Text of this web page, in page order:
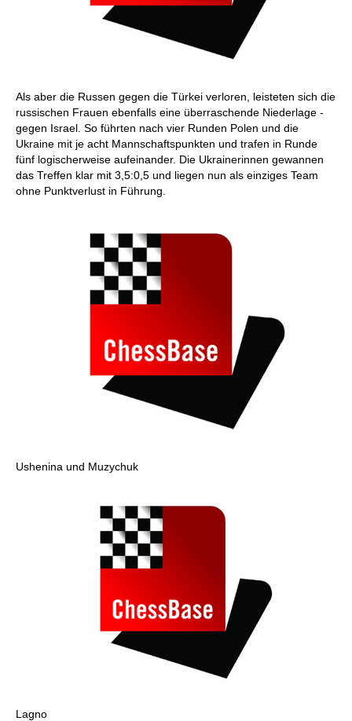
Als aber die Russen gegen die Türkei verloren, leisteten sich die
russischen Frauen ebenfalls eine überraschende Niederlage -
gegen Israel. So führten nach vier Runden Polen und die
Ukraine mit je acht Mannschaftspunkten und trafen in Runde
fünf logischerweise aufeinander. Die Ukrainerinnen gewannen
das Treffen klar mit 3,5:0,5 und liegen nun als einziges Team
ohne Punktverlust in Führung.
Ushenina und Muzychuk
Lagno